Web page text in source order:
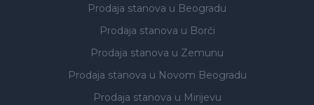
Prodaja stanova u Beogradu
Prodaja stanova u Borči
Prodaja stanova u Zemunu
Prodaja stanova u Novom Beogradu
Prodaja stanova u Mirijevu